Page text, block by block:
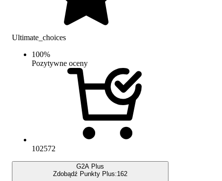
Ultimate_choices
100%
Pozytywne oceny
102572
G2A Plus
Zdobądź Punkty Plus:162